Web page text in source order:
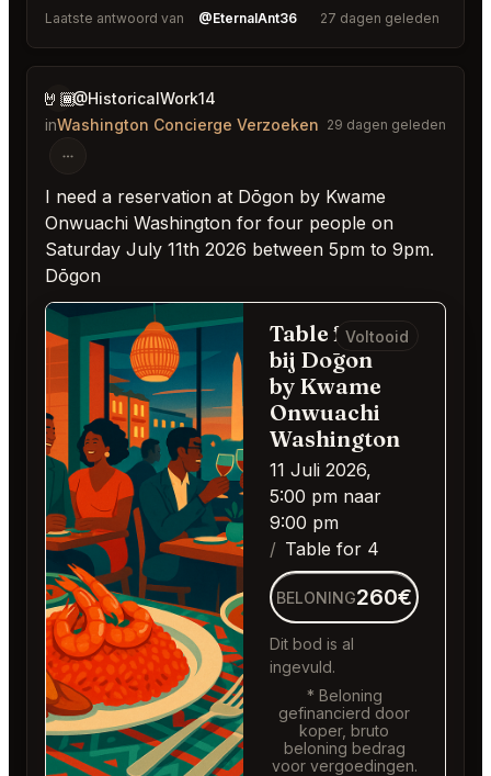
Laatste antwoord van @EternalAnt36 27 dagen geleden
🤘🏾@HistoricalWork14
inWashington Concierge Verzoeken 29 dagen geleden
I need a reservation at Dōgon by Kwame
Onwuachi Washington for four people on
Saturday July 11th 2026 between 5pm to 9pm.
Dōgon
Table for 4
bij Dōgon
by Kwame
Onwuachi
Washington
11 Juli 2026,
5:00 pm naar
9:00 pm
Table for 4
Voltooid
BELONING260€
Dit bod is al
ingevuld.
* Beloning
gefinancierd door
koper, bruto
beloning bedrag
voor vergoedingen.